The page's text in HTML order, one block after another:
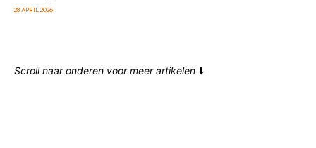
28 APRIL 2026
Scroll naar onderen voor meer artikelen ⬇️